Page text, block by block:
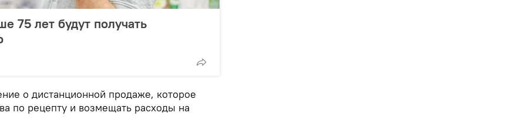
75 лет будут получать
о дистанционной продаже, которое
по рецепту и возмещать расходы на